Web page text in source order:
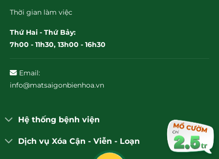
Thời gian làm việc
Thứ Hai - Thứ Bảy:
7h00 - 11h30, 13h00 - 16h30
Email:
info@matsaigonbienhoa.vn
Hệ thống bệnh viện
Dịch vụ Xóa Cận - Viễn - Loạn